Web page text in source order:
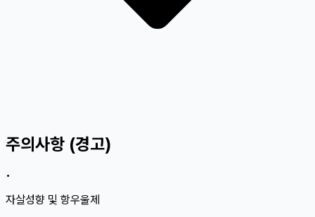
주의사항 (경고)
•
자살성향 및 항우울제